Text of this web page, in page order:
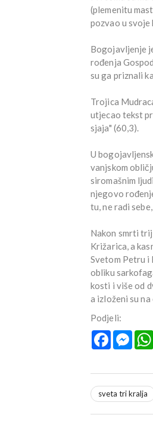
(plemenitu
pozvao u
Bogojavljenje
rođenja
su ga priznali
Trojica
utjecao tekst
sjaja" (60,3).
U
vanjskom
siromašnim
njegovo
tu, ne radi
Nakon smrti
Križarica, a
Svetom Petru
obliku
kosti i više od
a izloženi su
Podjeli:
Facebook
sveta tri kralja